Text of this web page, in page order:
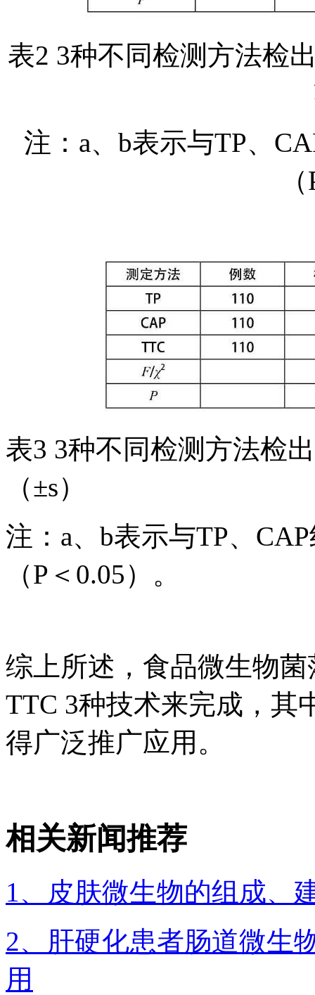
表2 3种不同检测方法检
注：a、b表示与TP、
表3 3种不同检测方法检
（±s）
注：a、b表示与TP、
（P＜0.05）。
综上所述，食品微生物
TTC 3种技术来完成，其
得广泛推广应用。
相关新闻推荐
1、皮肤微生物的组成、
2、肝硬化患者肠道微生
用